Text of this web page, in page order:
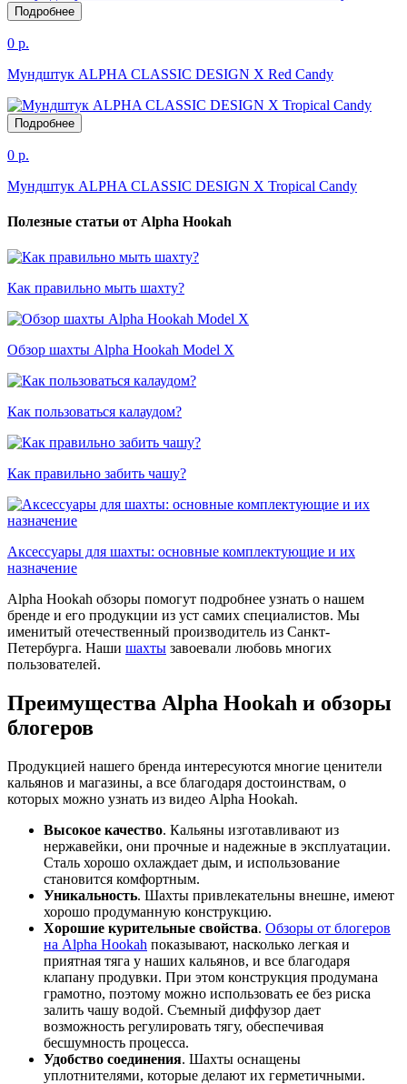
Подробнее
0 р.
Мундштук ALPHA CLASSIC DESIGN X Red Candy
Подробнее
0 р.
Мундштук ALPHA CLASSIC DESIGN X Tropical Candy
Полезные статьи от Alpha Hookah
Как правильно мыть шахту?
Обзор шахты Alpha Hookah Model X
Как пользоваться калаудом?
Как правильно забить чашу?
Аксессуары для шахты: основные комплектующие и их
назначение
Alpha Hookah обзоры помогут подробнее узнать о нашем
бренде и его продукции из уст самих специалистов. Мы
именитый отечественный производитель из Санкт-
Петербурга. Наши шахты завоевали любовь многих
пользователей.
Преимущества Alpha Hookah и обзоры
блогеров
Продукцией нашего бренда интересуются многие ценители
кальянов и магазины, а все благодаря достоинствам, о
которых можно узнать из видео Alpha Hookah.
Высокое качество. Кальяны изготавливают из
нержавейки, они прочные и надежные в эксплуатации.
Сталь хорошо охлаждает дым, и использование
становится комфортным.
Уникальность. Шахты привлекательны внешне, имеют
хорошо продуманную конструкцию.
Хорошие курительные свойства. Обзоры от блогеров
на Alpha Hookah показывают, насколько легкая и
приятная тяга у наших кальянов, и все благодаря
клапану продувки. При этом конструкция продумана
грамотно, поэтому можно использовать ее без риска
залить чашу водой. Съемный диффузор дает
возможность регулировать тягу, обеспечивая
бесшумность процесса.
Удобство соединения. Шахты оснащены
уплотнителями, которые делают их герметичными.